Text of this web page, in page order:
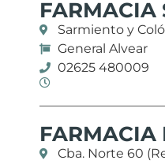
FARMACIA
Sarmiento y
General Alvear
02625 480009
FARMACIA
Cba. Norte 60